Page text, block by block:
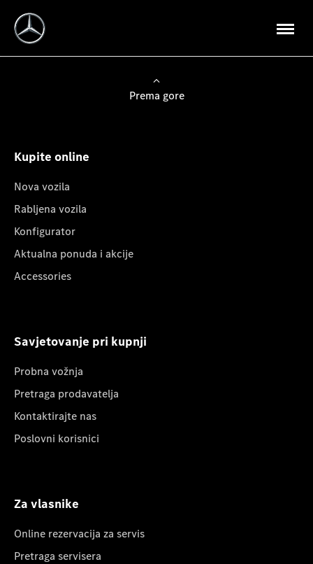
Prema gore
Kupite online
Nova vozila
Rabljena vozila
Konfigurator
Aktualna ponuda i akcije
Accessories
Savjetovanje pri kupnji
Probna vožnja
Pretraga prodavatelja
Kontaktirajte nas
Poslovni korisnici
Za vlasnike
Online rezervacija za servis
Pretraga servisera